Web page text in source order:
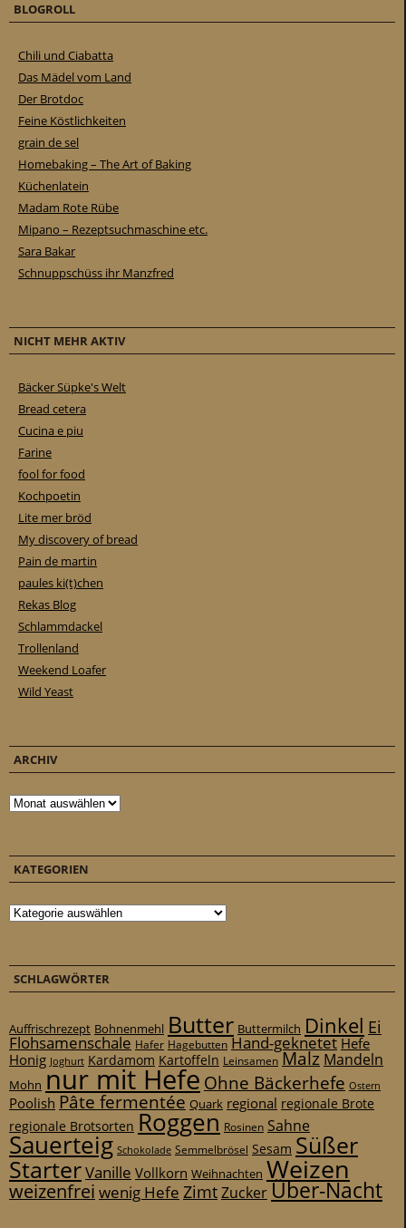
BLOGROLL
Chili und Ciabatta
Das Mädel vom Land
Der Brotdoc
Feine Köstlichkeiten
grain de sel
Homebaking – The Art of Baking
Küchenlatein
Madam Rote Rübe
Mipano – Rezeptsuchmaschine etc.
Sara Bakar
Schnuppschüss ihr Manzfred
NICHT MEHR AKTIV
Bäcker Süpke's Welt
Bread cetera
Cucina e piu
Farine
fool for food
Kochpoetin
Lite mer bröd
My discovery of bread
Pain de martin
paules ki(t)chen
Rekas Blog
Schlammdackel
Trollenland
Weekend Loafer
Wild Yeast
ARCHIV
Archiv
KATEGORIEN
Kategorien
SCHLAGWÖRTER
Auffrischrezept Bohnenmehl Butter Buttermilch Dinkel Ei
Flohsamenschale Hafer Hagebutten Hand-geknetet Hefe
Honig Joghurt Kardamom Kartoffeln Leinsamen Malz Mandeln
Mohn nur mit Hefe Ohne Bäckerhefe Ostern
Poolish Pâte fermentée Quark regional regionale Brote
regionale Brotsorten Roggen Rosinen Sahne
Sauerteig Schokolade Semmelbrösel Sesam Süßer
StarterVanille Vollkorn Weihnachten Weizen
weizenfrei wenig Hefe ZimtZuckerÜber-Nacht